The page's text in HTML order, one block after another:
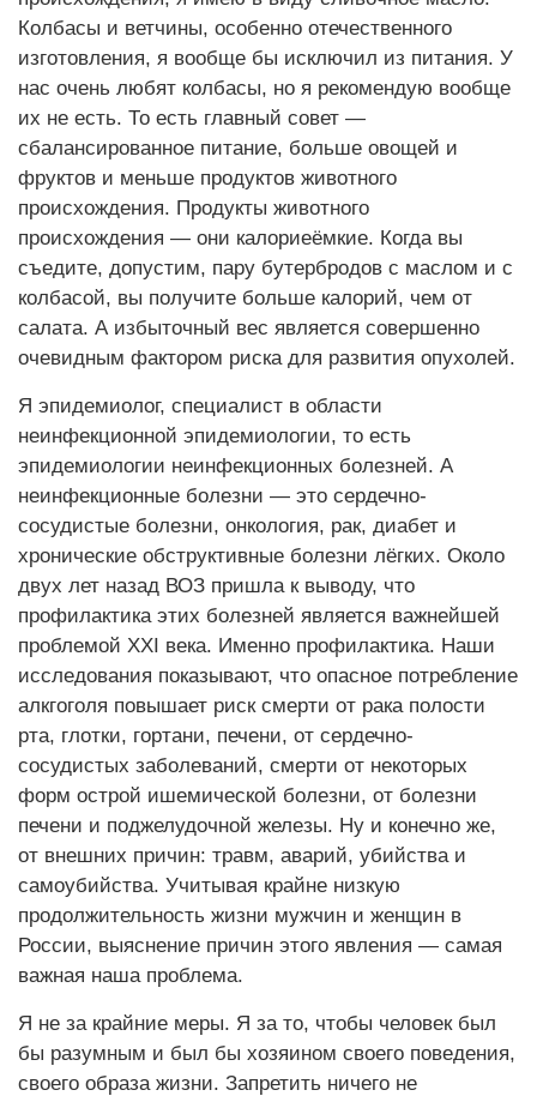
Колбасы и ветчины, особенно отечественного
изготовления, я вообще бы исключил из питания. У
нас очень любят колбасы, но я рекомендую вообще
их не есть. То есть главный совет —
сбалансированное питание, больше овощей и
фруктов и меньше продуктов животного
происхождения. Продукты животного
происхождения — они калориеёмкие. Когда вы
съедите, допустим, пару бутербродов с маслом и с
колбасой, вы получите больше калорий, чем от
салата. А избыточный вес является совершенно
очевидным фактором риска для развития опухолей.
Я эпидемиолог, специалист в области
неинфекционной эпидемиологии, то есть
эпидемиологии неинфекционных болезней. А
неинфекционные болезни — это сердечно-
сосудистые болезни, онкология, рак, диабет и
хронические обструктивные болезни лёгких. Около
двух лет назад ВОЗ пришла к выводу, что
профилактика этих болезней является важнейшей
проблемой ХХI века. Именно профилактика. Наши
исследования показывают, что опасное потребление
алкгоголя повышает риск смерти от рака полости
рта, глотки, гортани, печени, от сердечно-
сосудистых заболеваний, смерти от некоторых
форм острой ишемической болезни, от болезни
печени и поджелудочной железы. Ну и конечно же,
от внешних причин: травм, аварий, убийства и
самоубийства. Учитывая крайне низкую
продолжительность жизни мужчин и женщин в
России, выяснение причин этого явления — самая
важная наша проблема.
Я не за крайние меры. Я за то, чтобы человек был
бы разумным и был бы хозяином своего поведения,
своего образа жизни. Запретить ничего не